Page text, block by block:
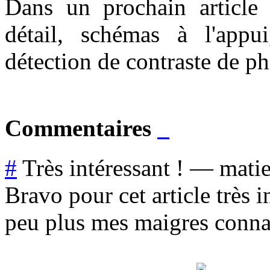
Dans un prochain
détail, schémas à
détection de contraste de
Commentaires
# Très intéressant ! —
Bravo pour cet article très
peu plus mes maigres